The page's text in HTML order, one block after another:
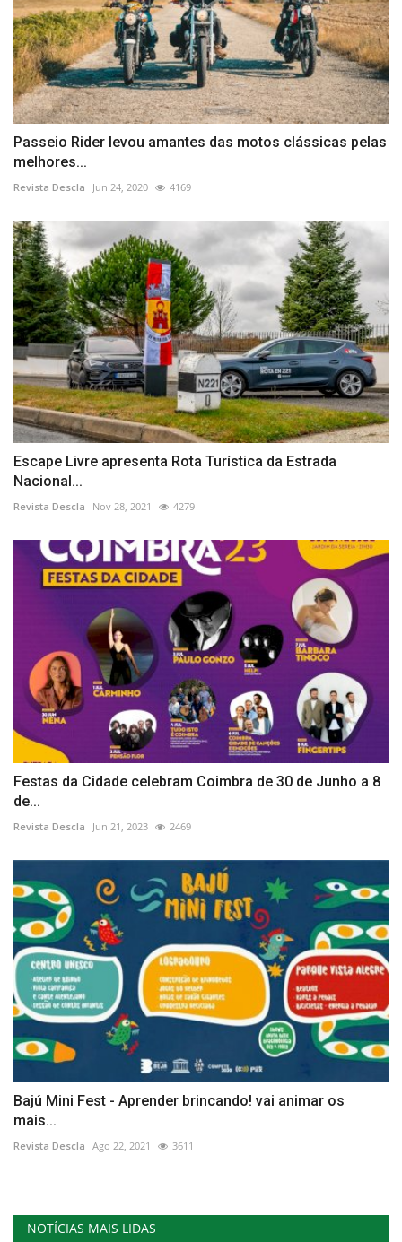
Passeio Rider levou amantes das motos clássicas pelas
melhores...
Revista Descla Jun 24, 2020 4169
Escape Livre apresenta Rota Turística da Estrada
Nacional...
Revista Descla Nov 28, 2021 4279
Festas da Cidade celebram Coimbra de 30 de Junho a 8
de...
Revista Descla Jun 21, 2023 2469
Bajú Mini Fest - Aprender brincando! vai animar os
mais...
Revista Descla Ago 22, 2021 3611
NOTÍCIAS MAIS LIDAS